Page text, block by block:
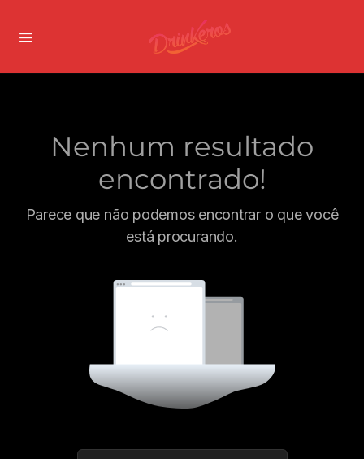
Nenhum resultado
encontrado!
Parece que não podemos encontrar o que você
está procurando.